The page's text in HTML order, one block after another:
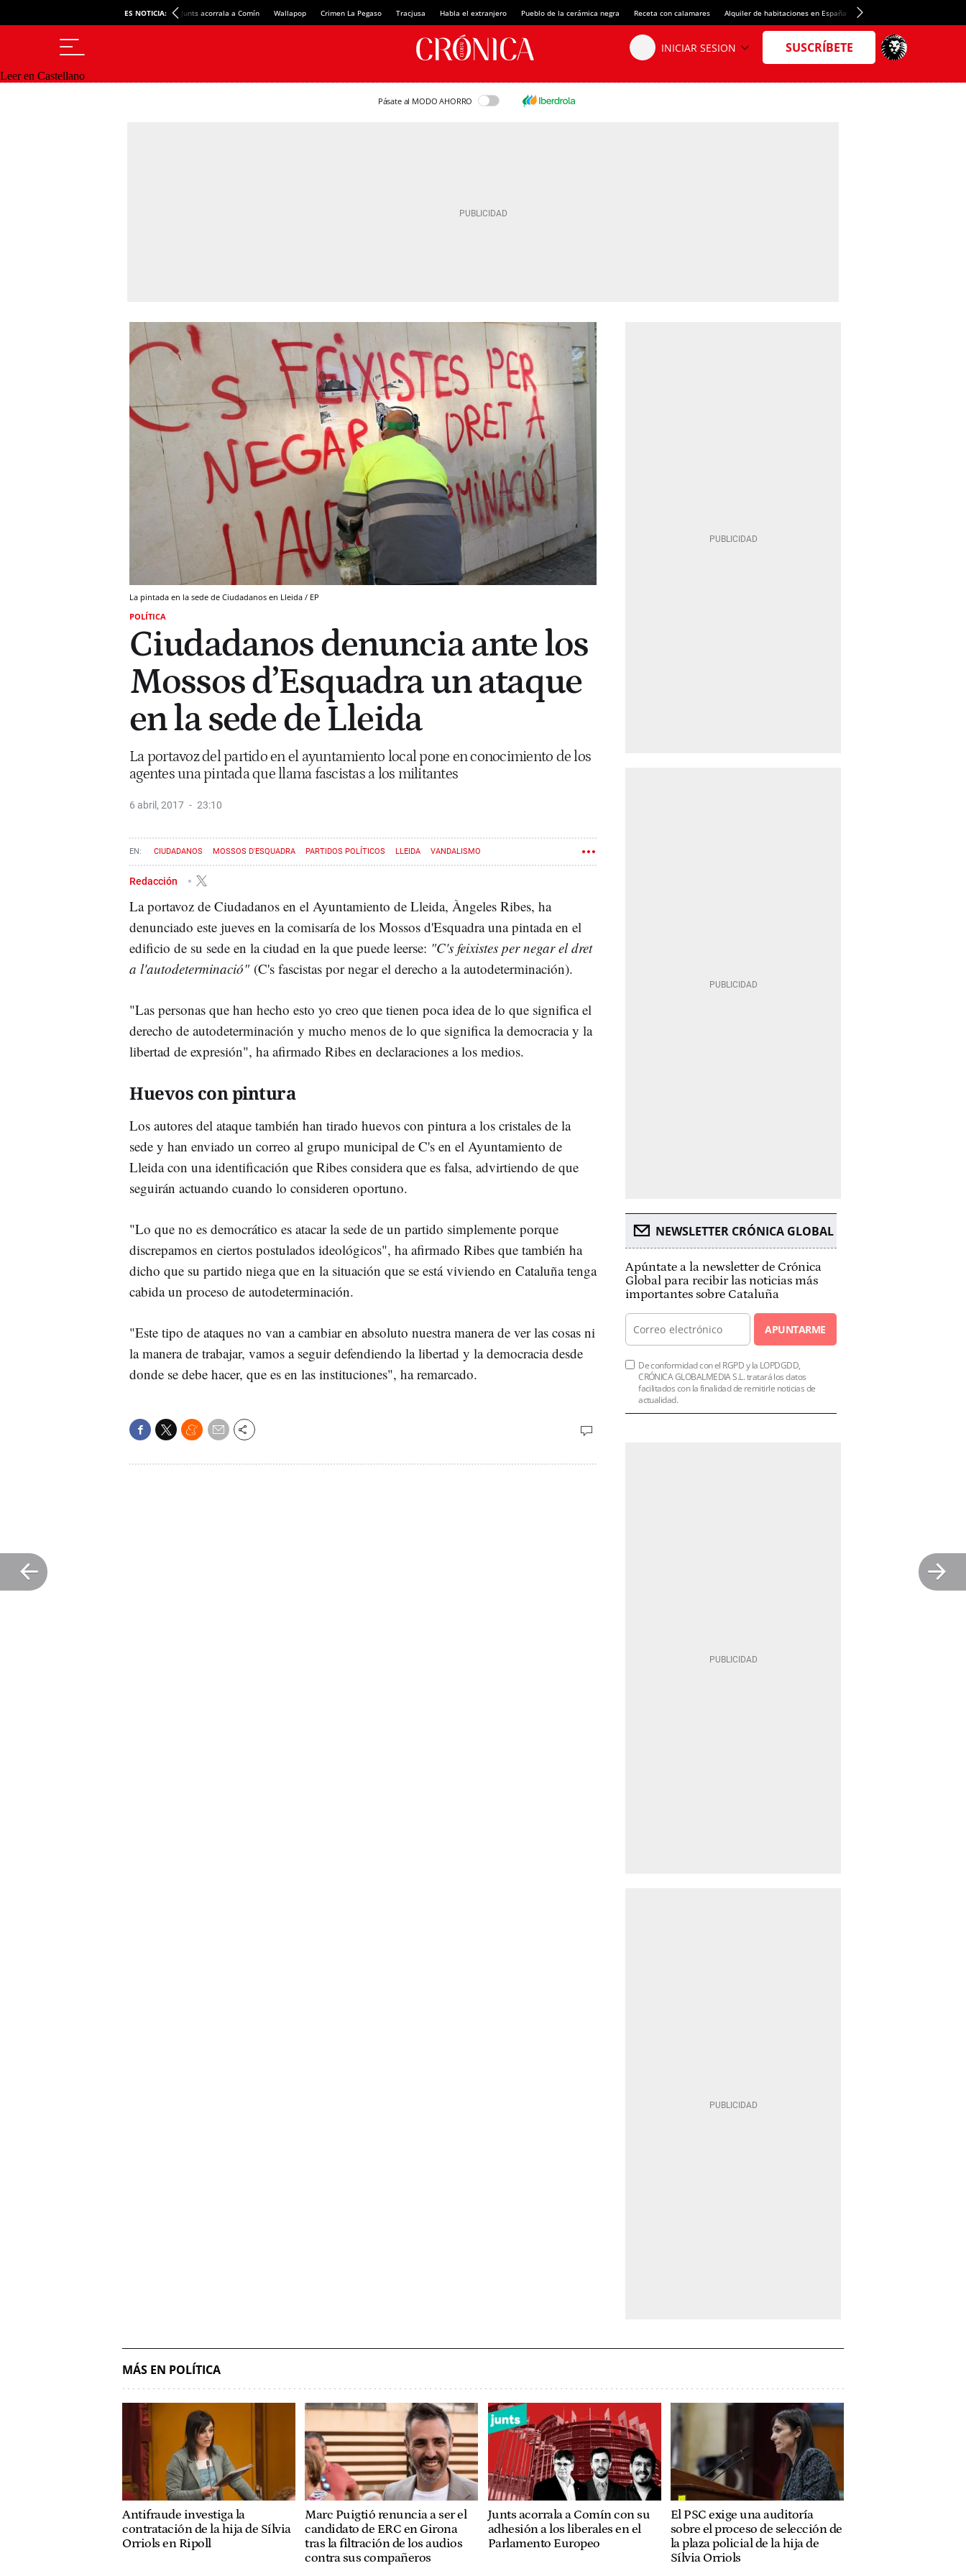
ES NOTICIA: Junts acorrala a Comín Wallapop Crimen La Pegaso Tracjusa Habla el extranjero Pueblo de la cerámica negra Receta con calamares Alquiler de habitaciones en España Crédito del Spotify Camp Nou
Leer en Castellano
Pásate al MODO AHORRO
La pintada en la sede de Ciudadanos en Lleida / EP
POLÍTICA
Ciudadanos denuncia ante los
Mossos d’Esquadra un ataque
en la sede de Lleida
La portavoz del partido en el ayuntamiento local pone en conocimiento de los
agentes una pintada que llama fascistas a los militantes
6 abril, 2017 23:10
CIUDADANOS MOSSOS D'ESQUADRA PARTIDOS POLÍTICOS LLEIDA VANDALISMO
Redacción
La portavoz de Ciudadanos en el Ayuntamiento de Lleida, Àngeles Ribes, ha
denunciado este jueves en la comisaría de los Mossos d'Esquadra una pintada en el
edificio de su sede en la ciudad en la que puede leerse: "C's feixistes per negar el dret
a l'autodeterminació"(C's fascistas por negar el derecho a la autodeterminación).
"Las personas que han hecho esto yo creo que tienen poca idea de lo que significa el
derecho de autodeterminación y mucho menos de lo que significa la democracia y la
libertad de expresión", ha afirmado Ribes en declaraciones a los medios.
Huevos con pintura
Los autores del ataque también han tirado huevos con pintura a los cristales de la
sede y han enviado un correo al grupo municipal de C's en el Ayuntamiento de
Lleida con una identificación que Ribes considera que es falsa, advirtiendo de que
seguirán actuando cuando lo consideren oportuno.
"Lo que no es democrático es atacar la sede de un partido simplemente porque
discrepamos en ciertos postulados ideológicos", ha afirmado Ribes que también ha
dicho que su partido niega que en la situación que se está viviendo en Cataluña tenga
cabida un proceso de autodeterminación.
"Este tipo de ataques no van a cambiar en absoluto nuestra manera de ver las cosas ni
la manera de trabajar, vamos a seguir defendiendo la libertad y la democracia desde
donde se debe hacer, que es en las instituciones", ha remarcado.
NEWSLETTER CRÓNICA GLOBAL
Apúntate a la newsletter de Crónica
Global para recibir las noticias más
importantes sobre Cataluña
APUNTARME
De conformidad con el RGPD y la LOPDGDD,
CRÓNICA GLOBALMEDIA S.L. tratará los datos
facilitados con la finalidad de remitirle noticias de
actualidad.
MÁS EN POLÍTICA
Antifraude investiga la
contratación de la hija de Sílvia
Orriols en Ripoll
Marc Puigtió renuncia a ser el
candidato de ERC en Girona
tras la filtración de los audios
contra sus compañeros
Junts acorrala a Comín con su
adhesión a los liberales en el
Parlamento Europeo
El PSC exige una auditoría
sobre el proceso de selección de
la plaza policial de la hija de
Sílvia Orriols